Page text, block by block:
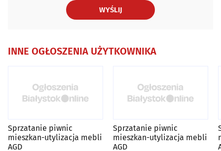
WYŚLIJ
INNE OGŁOSZENIA UŻYTKOWNIKA
Sprzatanie piwnic
mieszkan-utylizacja mebli
AGD
Sprzatanie piwnic
mieszkan-utylizacja mebli
AGD